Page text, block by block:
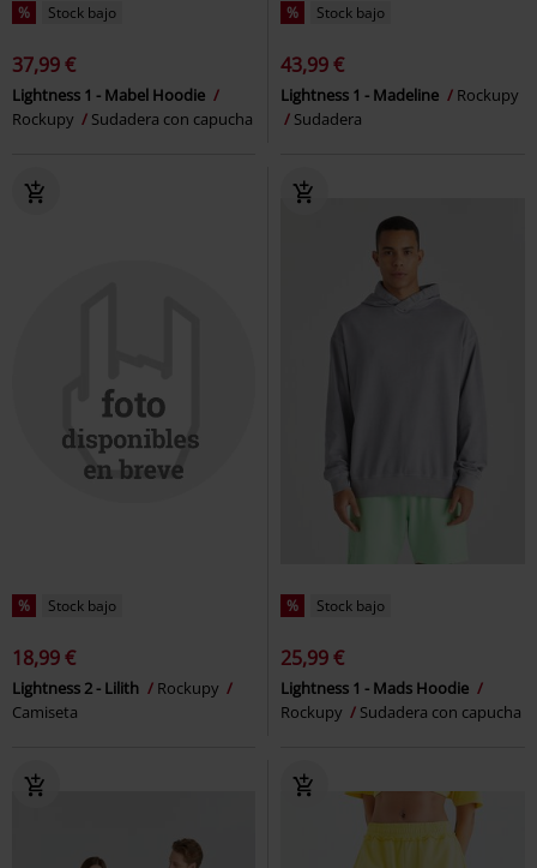
% Stock bajo
37,99 €
Lightness 1 - Mabel Hoodie
Rockupy
Sudadera con capucha
% Stock bajo
43,99 €
Lightness 1 - Madeline
Rockupy
Sudadera
% Stock bajo
18,99 €
Lightness 2 - Lilith
Rockupy
Camiseta
% Stock bajo
25,99 €
Lightness 1 - Mads Hoodie
Rockupy
Sudadera con capucha